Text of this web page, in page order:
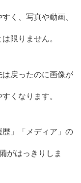
く、写真や動画、
限りません。
戻ったのに画像が
くなります。
」「メディア」の
がはっきりしま